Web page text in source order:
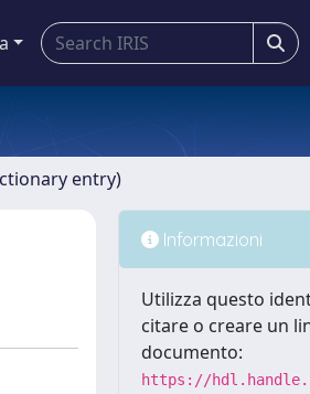
entry)
Informazioni
Utilizza questo
citare o creare un
documento:
https://